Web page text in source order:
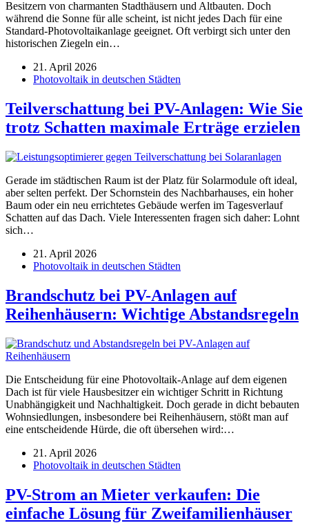
Besitzern von charmanten Stadthäusern und Altbauten. Doch
während die Sonne für alle scheint, ist nicht jedes Dach für eine
Standard-Photovoltaikanlage geeignet. Oft verbirgt sich unter den
historischen Ziegeln ein…
21. April 2026
Photovoltaik in deutschen Städten
Teilverschattung bei PV-Anlagen: Wie Sie
trotz Schatten maximale Erträge erzielen
Gerade im städtischen Raum ist der Platz für Solarmodule oft ideal,
aber selten perfekt. Der Schornstein des Nachbarhauses, ein hoher
Baum oder ein neu errichtetes Gebäude werfen im Tagesverlauf
Schatten auf das Dach. Viele Interessenten fragen sich daher: Lohnt
sich…
21. April 2026
Photovoltaik in deutschen Städten
Brandschutz bei PV-Anlagen auf
Reihenhäusern: Wichtige Abstandsregeln
Die Entscheidung für eine Photovoltaik-Anlage auf dem eigenen
Dach ist für viele Hausbesitzer ein wichtiger Schritt in Richtung
Unabhängigkeit und Nachhaltigkeit. Doch gerade in dicht bebauten
Wohnsiedlungen, insbesondere bei Reihenhäusern, stößt man auf
eine entscheidende Hürde, die oft übersehen wird:…
21. April 2026
Photovoltaik in deutschen Städten
PV-Strom an Mieter verkaufen: Die
einfache Lösung für Zweifamilienhäuser